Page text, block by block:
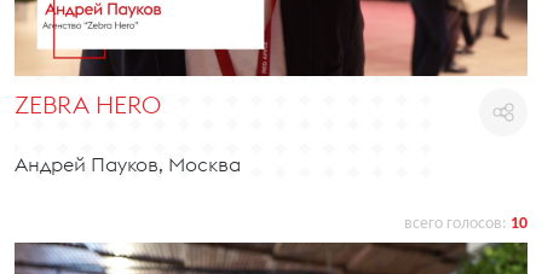
ZEBRA HERO
Андрей Пауков, Москва
всего голосов: 10